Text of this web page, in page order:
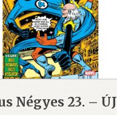
Négyes 23. – ÚJ